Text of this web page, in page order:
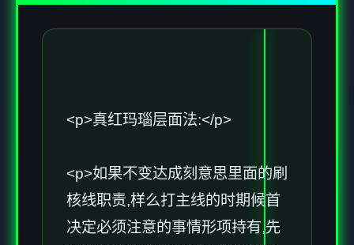
<p>真红玛瑙层面法:</p>
<p>如果不变达成刻意思里面的刷
核线职责,样么打主线的时期候首
决定必须注意的事情形项持有,先